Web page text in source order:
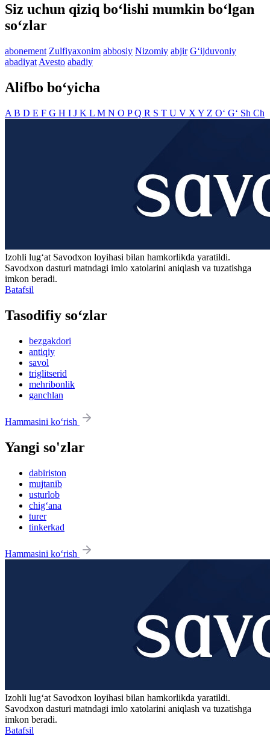
Siz uchun qiziq bo‘lishi mumkin bo‘lgan
so‘zlar
abonement Zulfiyaxonim abbosiy Nizomiy abjir G‘ijduvoniy
abadiyat Avesto abadiy
Alifbo bo‘yicha
A B D E F G H I J K L M N O PQ R S T U V X Y Z O‘ G‘ Sh Ch
Izohli lugʻat Savodxon loyihasi bilan hamkorlikda yaratildi.
Savodxon dasturi matndagi imlo xatolarini aniqlash va tuzatishga
imkon beradi.
Batafsil
Tasodifiy so‘zlar
bezgakdori
antiqiy
savol
triglitserid
mehribonlik
ganchlan
Hammasini ko‘rish
Yangi so'zlar
dabiriston
mujtanib
usturlob
chig‘ana
turer
tinkerkad
Hammasini ko‘rish
Izohli lugʻat Savodxon loyihasi bilan hamkorlikda yaratildi.
Savodxon dasturi matndagi imlo xatolarini aniqlash va tuzatishga
imkon beradi.
Batafsil